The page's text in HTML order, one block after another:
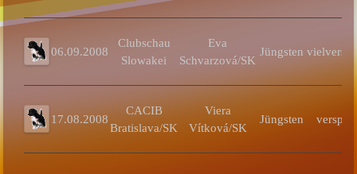
06.09.2008
Clubschau
Slowakei
Eva
Schvarzová/SK
Jüngsten
17.08.2008
CACIB
Bratislava/SK
Viera
Vítková/SK
Jüngsten